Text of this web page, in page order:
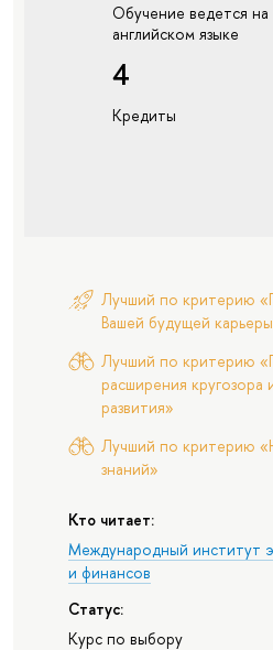
Обучение ведется на
английском языке
4
Кредиты
Лучший по критерию
Вашей будущей
Лучший по критерию
расширения кругозора
развития»
Лучший по критерию
знаний»
Кто читает:
Международный институт
и финансов
Статус:
Курс по выбору